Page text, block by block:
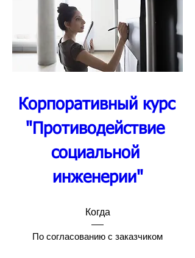
Корпоративный курс
"Противодействие
социальной
инженерии"
Когда
По согласованию с заказчиком